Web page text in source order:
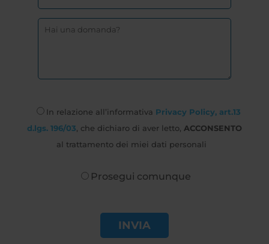
In relazione all’informativa Privacy Policy, art.13
d.lgs. 196/03 , che dichiaro di aver letto, ACCONSENTO
al trattamento dei miei dati personali
Prosegui comunque